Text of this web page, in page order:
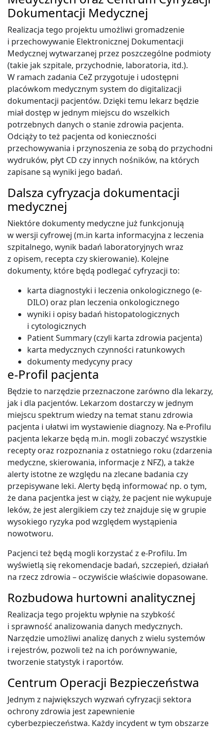
Dokumentacji Medycznej
Realizacja tego projektu umożliwi gromadzenie
i przechowywanie Elektronicznej Dokumentacji
Medycznej wytwarzanej przez poszczególne podmioty
(takie jak szpitale, przychodnie, laboratoria, itd.).
W ramach zadania CeZ przygotuje i udostępni
placówkom medycznym system do digitalizacji
dokumentacji pacjentów. Dzięki temu lekarz będzie
miał dostęp w jednym miejscu do wszelkich
potrzebnych danych o stanie zdrowia pacjenta.
Odciąży to też pacjenta od konieczności
przechowywania i przynoszenia ze sobą do przychodni
wydruków, płyt CD czy innych nośników, na których
zapisane są wyniki jego badań.
Dalsza cyfryzacja dokumentacji
medycznej
Niektóre dokumenty medyczne już funkcjonują
w wersji cyfrowej (m.in karta informacyjna z leczenia
szpitalnego, wynik badań laboratoryjnych wraz
z opisem, recepta czy skierowanie). Kolejne
dokumenty, które będą podlegać cyfryzacji to:
karta diagnostyki i leczenia onkologicznego (e-
DILO) oraz plan leczenia onkologicznego
wyniki i opisy badań histopatologicznych
i cytologicznych
Patient Summary (czyli karta zdrowia pacjenta)
karta medycznych czynności ratunkowych
dokumenty medycyny pracy
e-Profil pacjenta
Będzie to narzędzie przeznaczone zarówno dla lekarzy,
jak i dla pacjentów. Lekarzom dostarczy w jednym
miejscu spektrum wiedzy na temat stanu zdrowia
pacjenta i ułatwi im wystawienie diagnozy. Na e-Profilu
pacjenta lekarze będą m.in. mogli zobaczyć wszystkie
recepty oraz rozpoznania z ostatniego roku (zdarzenia
medyczne, skierowania, informacje z NFZ), a także
alerty istotne ze względu na zlecane badania czy
przepisywane leki. Alerty będą informować np. o tym,
że dana pacjentka jest w ciąży, że pacjent nie wykupuje
leków, że jest alergikiem czy też znajduje się w grupie
wysokiego ryzyka pod względem wystąpienia
nowotworu.
Pacjenci też będą mogli korzystać z e-Profilu. Im
wyświetlą się rekomendacje badań, szczepień, działań
na rzecz zdrowia – oczywiście właściwie dopasowane.
Rozbudowa hurtowni analitycznej
Realizacja tego projektu wpłynie na szybkość
i sprawność analizowania danych medycznych.
Narzędzie umożliwi analizę danych z wielu systemów
i rejestrów, pozwoli też na ich porównywanie,
tworzenie statystyk i raportów.
Centrum Operacji Bezpieczeństwa
Jednym z największych wyzwań cyfryzacji sektora
ochrony zdrowia jest zapewnienie
cyberbezpieczeństwa. Każdy incydent w tym obszarze